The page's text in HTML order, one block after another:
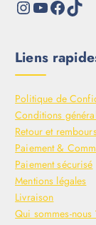
Liens
Politique de
Conditions
Retour et
Paiement &
Paiement sécurisé
Mentions légales
Livraison
Qui sommes-nous